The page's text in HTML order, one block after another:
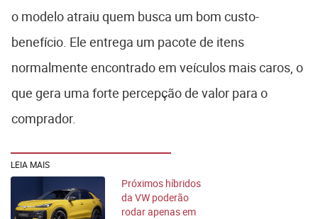
o modelo atraiu quem busca um bom custo-
benefício. Ele entrega um pacote de itens
normalmente encontrado em veículos mais caros, o
que gera uma forte percepção de valor para o
comprador.
LEIA MAIS
Próximos híbridos
da VW poderão
rodar apenas em